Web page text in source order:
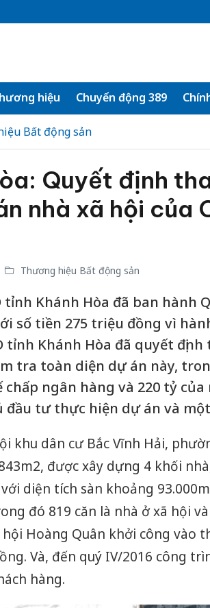
hiệu Chuyển động 389
Bất động sản
Quyết định
nhà xã hội của
Thương hiệu Bất động sản
tỉnh Khánh Hòa đã ban hành
số tiền 275 triệu đồng vì
tỉnh Khánh Hòa đã quyết
tra toàn diện dự án này,
ngân hàng và 220 tỷ
đầu tư thực hiện dự án và
khu dân cư Bắc Vĩnh Hải,
được xây dựng 4 khối
diện tích sàn khoảng
đó 819 căn là nhà ở xã hội
hội Hoàng Quân khởi công vào
Và, đến quý IV/2016 công
hàng.